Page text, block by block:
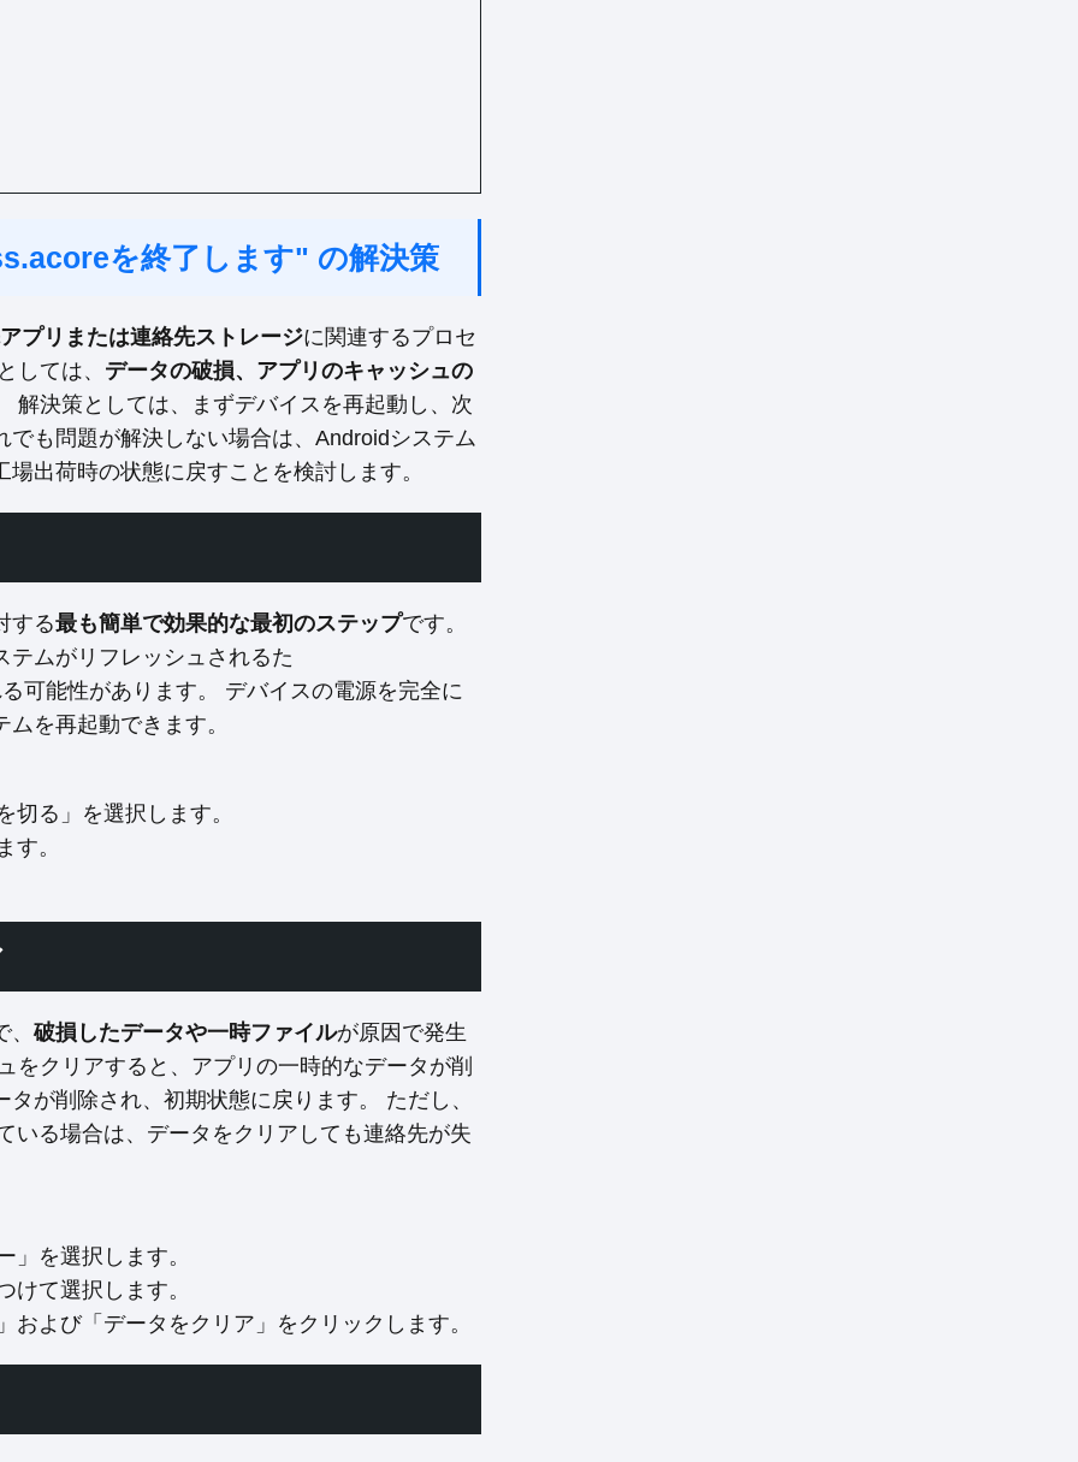
を終了します" の解決策
プリまたは連絡先ストレージに関連するプロセ
しては、 データの破損、アプリのキャッシュの
解決策としては、まずデバイスを再起動し、次
も問題が解決しない場合は、Androidシステム
出荷時の状態に戻すことを検討します。
する最も簡単で効果的な最初のステップです。
ムがリフレッシュされるた
可能性があります。 デバイスの電源を完全に
を再起動できます。
る」を選択します。
す。
、破損したデータや一時ファイルが原因で発生
をクリアすると、アプリの一時的なデータが削
が削除され、初期状態に戻ります。 ただし、
いる場合は、データをクリアしても連絡先が失
」を選択します。
けて選択します。
よび「データをクリア」をクリックします。